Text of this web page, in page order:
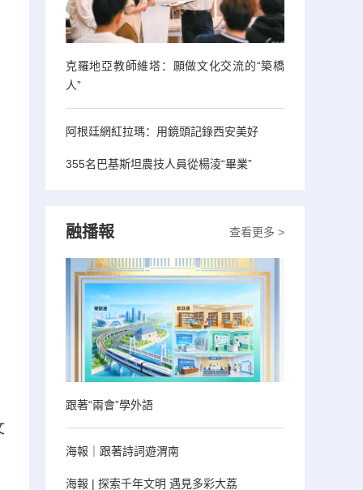
克羅地亞教師維塔：願做文化交流的“築橋
人”
阿根廷網紅拉瑪：用鏡頭記錄西安美好
355名巴基斯坦農技人員從楊淩“畢業”
查看更多 >
融播報
跟著“兩會”學外語
海報｜跟著詩詞遊渭南
海報 | 探索千年文明 遇見多彩大荔